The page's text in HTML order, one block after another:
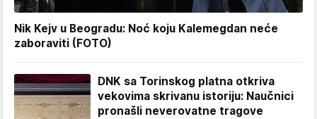
Nik Kejv u Beogradu: Noć koju Kalemegdan neće
zaboraviti (FOTO)
DNK sa Torinskog platna otkriva
vekovima skrivanu istoriju: Naučnici
pronašli neverovatne tragove